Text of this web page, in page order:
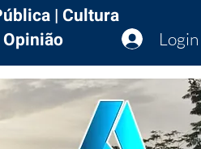
Login
| Cultura